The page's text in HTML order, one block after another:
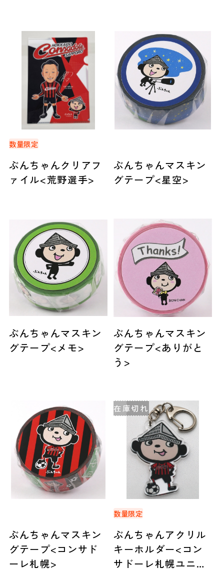
数量限定
ぶんちゃんクリアフ
ァイル<荒野選手>
ぶんちゃんマスキン
グテープ<星空>
ぶんちゃんマスキン
グテープ<メモ>
ぶんちゃんマスキン
グテープ<ありがと
う>
ぶんちゃんマスキン
グテープ<コンサド
ーレ札幌>
在庫切れ
数量限定
ぶんちゃんアクリル
キーホルダー<コン
サドーレ札幌ユニフ